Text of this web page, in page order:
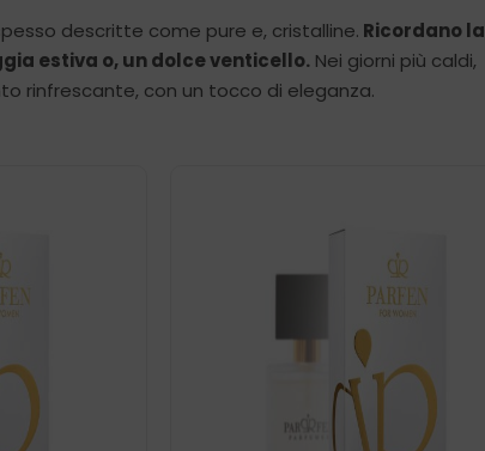
descritte come pure e, cristalline. Ricordano la
estiva o, un dolce venticello.Nei giorni più caldi,
rinfrescante, con un tocco di eleganza.